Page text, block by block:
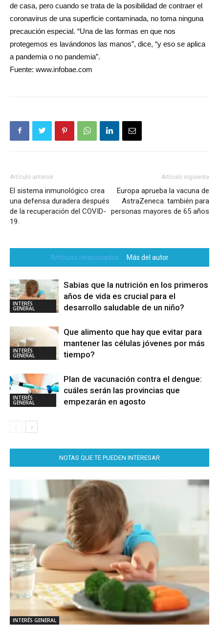
de casa, pero cuando se trata de la posibilidad de contraer el
coronavirus de una superficie contaminada, no toma ninguna
precaución especial. “Una de las formas en que nos
protegemos es lavándonos las manos”, dice, “y eso se aplica
a pandemia o no pandemia”.
Fuente: www.infobae.com
Artículo anterior
El sistema inmunológico crea
una defensa duradera después
de la recuperación del COVID-
19.
Artículo siguiente
Europa aprueba la vacuna de
AstraZeneca: también para
personas mayores de 65 años
Artículos relacionados Más del autor
INTERÉS
GENERAL
Sabias que la nutrición en los primeros
años de vida es crucial para el
desarrollo saludable de un niño?
INTERÉS
GENERAL
Que alimento que hay que evitar para
mantener las células jóvenes por más
tiempo?
INTERÉS
GENERAL
Plan de vacunación contra el dengue:
cuáles serán las provincias que
empezarán en agosto
NOTAS QUE TE PUEDEN INTERESAR
INTERÉS GENERAL